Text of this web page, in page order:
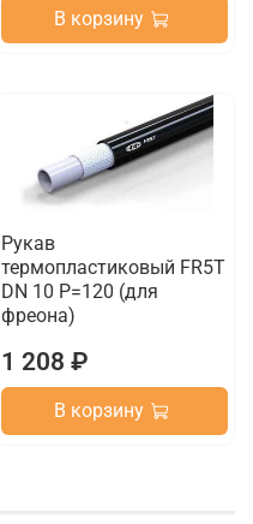
В корзину
Рукав
термопластиковый FR5T
DN 10 P=120 (для
фреона)
1 208 ₽
В корзину